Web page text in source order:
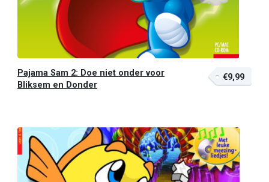
Pajama Sam 2: Doe niet onder voor
Bliksem en Donder
€9,99